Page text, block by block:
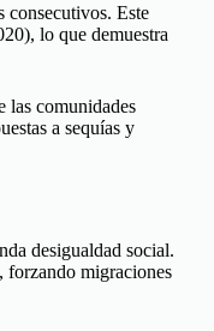
consecutivos. Este
lo que demuestra
las comunidades
a sequías y
desigualdad social.
forzando migraciones